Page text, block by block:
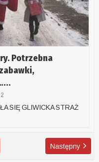
Potrzebna
SIĘ GLIWICKA STRAŻ
Następny